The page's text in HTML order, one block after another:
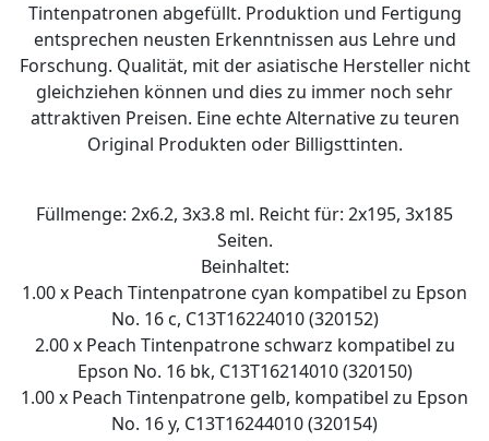
Tintenpatronen abgefüllt. Produktion und Fertigung
entsprechen neusten Erkenntnissen aus Lehre und
Forschung. Qualität, mit der asiatische Hersteller nicht
gleichziehen können und dies zu immer noch sehr
attraktiven Preisen. Eine echte Alternative zu teuren
Original Produkten oder Billigsttinten.
Füllmenge: 2x6.2, 3x3.8 ml. Reicht für: 2x195, 3x185
Seiten.
Beinhaltet:
1.00 x Peach Tintenpatrone cyan kompatibel zu Epson
No. 16 c, C13T16224010 (320152)
2.00 x Peach Tintenpatrone schwarz kompatibel zu
Epson No. 16 bk, C13T16214010 (320150)
1.00 x Peach Tintenpatrone gelb, kompatibel zu Epson
No. 16 y, C13T16244010 (320154)